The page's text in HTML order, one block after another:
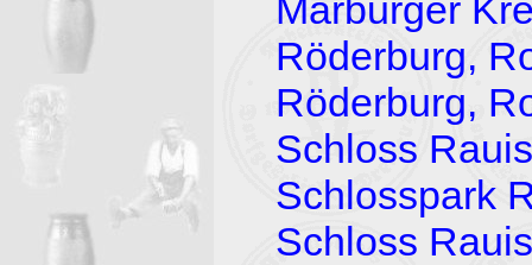
Röderburg,
Röderburg,
Schloss
Schlosspark
Schloss